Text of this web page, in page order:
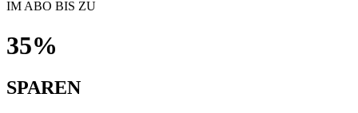
IM ABO BIS ZU
35%
SPAREN